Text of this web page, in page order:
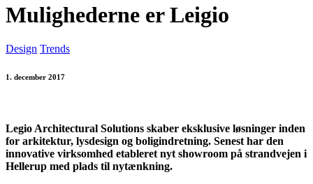
Mulighederne er Leigio
Design Trends
1. december 2017
Legio Architectural Solutions skaber eksklusive løsninger inden
for arkitektur, lysdesign og boligindretning. Senest har den
innovative virksomhed etableret nyt showroom på strandvejen i
Hellerup med plads til nytænkning.